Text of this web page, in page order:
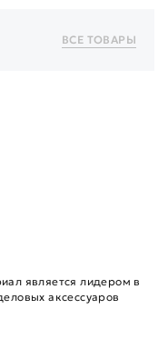
ВСЕ ТОВАРЫ
является лидером в
аксессуаров